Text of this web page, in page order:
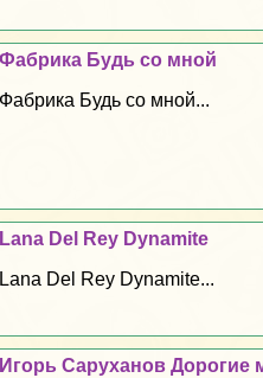
Фабрика Будь со мной
Фабрика Будь со мной...
Lana Del Rey Dynamite
Lana Del Rey Dynamite...
Игорь Саруханов Дорогие